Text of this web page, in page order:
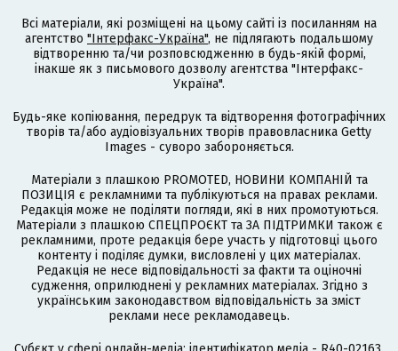
Всі матеріали, які розміщені на цьому сайті із посиланням на
агентство "Інтерфакс-Україна", не підлягають подальшому
відтворенню та/чи розповсюдженню в будь-якій формі,
інакше як з письмового дозволу агентства "Інтерфакс-
Україна".
Будь-яке копіювання, передрук та відтворення фотографічних
творів та/або аудіовізуальних творів правовласника Getty
Images - суворо забороняється.
Матеріали з плашкою PROMOTED, НОВИНИ КОМПАНІЙ та
ПОЗИЦІЯ є рекламними та публікуються на правах реклами.
Редакція може не поділяти погляди, які в них промотуються.
Матеріали з плашкою СПЕЦПРОЄКТ та ЗА ПІДТРИМКИ також є
рекламними, проте редакція бере участь у підготовці цього
контенту і поділяє думки, висловлені у цих матеріалах.
Редакція не несе відповідальності за факти та оціночні
судження, оприлюднені у рекламних матеріалах. Згідно з
українським законодавством відповідальність за зміст
реклами несе рекламодавець.